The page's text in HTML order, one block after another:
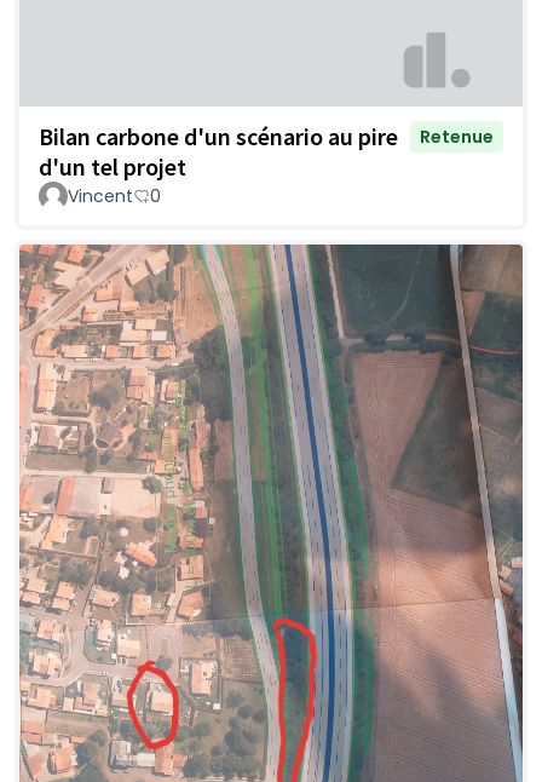
Bilan carbone d'un scénario au pire
d'un tel projet
Retenue
Vincent 0